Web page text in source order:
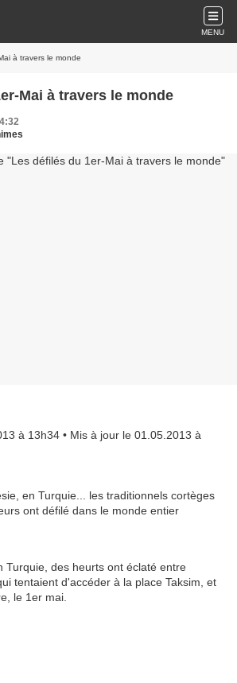
MENU
à travers le monde
Mai à travers le monde
à 13h34 • Mis à jour le 01.05.2013 à
en Turquie... les traditionnels cortèges
ont défilé dans le monde entier